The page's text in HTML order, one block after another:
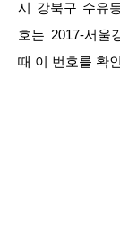
시 강북구 수유
호는 2017-서울
때 이 번호를 확